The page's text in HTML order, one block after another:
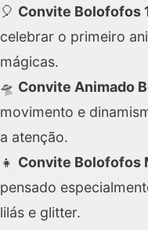
🎈 Convite Bolofofos
celebrar o primeiro
mágicas.
🛸 Convite Animado
movimento e
a atenção.
👧 Convite Bolofofos
pensado
lilás e glitter.